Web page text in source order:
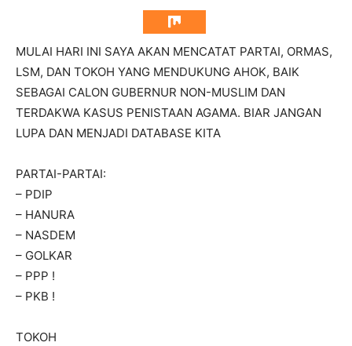
MULAI HARI INI SAYA AKAN MENCATAT PARTAI, ORMAS,
LSM, DAN TOKOH YANG MENDUKUNG AHOK, BAIK
SEBAGAI CALON GUBERNUR NON-MUSLIM DAN
TERDAKWA KASUS PENISTAAN AGAMA. BIAR JANGAN
LUPA DAN MENJADI DATABASE KITA
PARTAI-PARTAI:
– PDIP
– HANURA
– NASDEM
– GOLKAR
– PPP !
– PKB !
TOKOH